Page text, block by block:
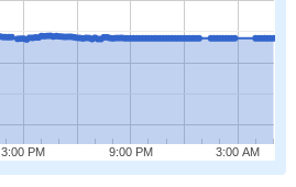
3:00 PM 9:00 PM 3:00 AM